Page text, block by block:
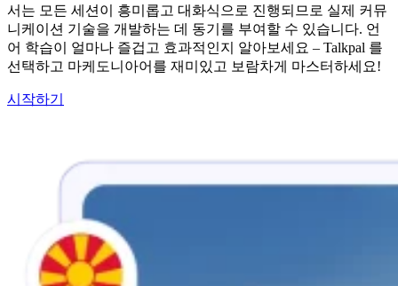
서는 모든 세션이 흥미롭고 대화식으로 진행되므로 실제 커뮤
니케이션 기술을 개발하는 데 동기를 부여할 수 있습니다. 언
어 학습이 얼마나 즐겁고 효과적인지 알아보세요 – Talkpal 를
선택하고 마케도니아어를 재미있고 보람차게 마스터하세요!
시작하기